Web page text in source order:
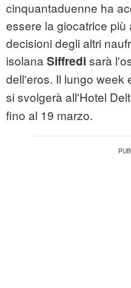
cinquantaduenne ha
essere la giocatrice
decisioni degli altri
isolana Siffredi sarà
dell'eros. Il lungo week
si svolgerà all'Hotel
fino al 19 marzo.